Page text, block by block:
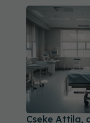
Cseke Attila,